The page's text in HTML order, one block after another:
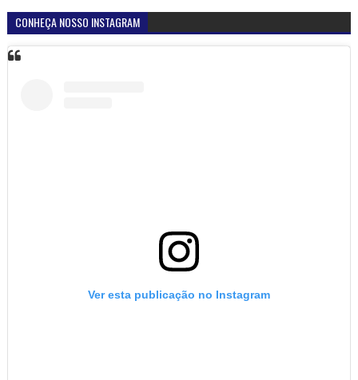
CONHEÇA NOSSO INSTAGRAM
Ver esta publicação no Instagram